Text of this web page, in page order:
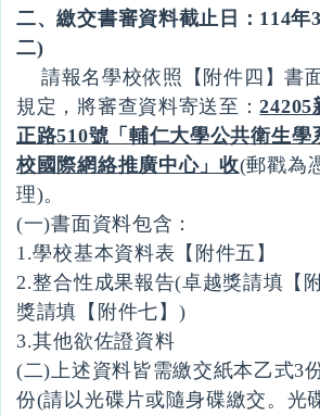
二、繳交書審資料截止日：114年3
二)
請報名學校依照【附件四】書
規定，將審查資料寄送至：24205
正路510號「輔仁大學公共衛生學
校國際網絡推廣中心」收(郵戳為
理)。
(一)書面資料包含：
1.學校基本資料表【附件五】
2.整合性成果報告(卓越獎請填【
獎請填【附件七】)
3.其他欲佐證資料
(二)上述資料皆需繳交紙本乙式3
份(請以光碟片或隨身碟繳交。光